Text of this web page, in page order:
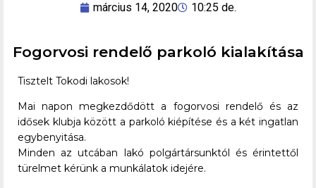
március 14, 2020 10:25 de.
Fogorvosi rendelő parkoló kialakítása
Tisztelt Tokodi lakosok!
Mai napon megkezdődött a fogorvosi rendelő és az
idősek klubja között a parkoló kiépítése és a két ingatlan
egybenyitása.
Minden az utcában lakó polgártársunktól és érintettől
türelmet kérünk a munkálatok idejére.